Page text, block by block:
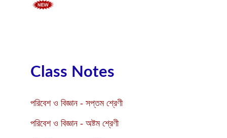
Class Notes
পরিবেশ ও বিজ্ঞান - সপ্তম শ্রেণী
পরিবেশ ও বিজ্ঞান - অষ্টম শ্রেণী